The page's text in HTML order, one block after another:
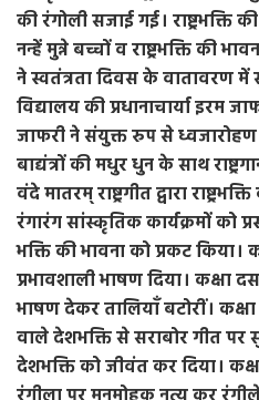
की रंगोली सजाई गई। राष्ट्रभक्ति
नन्हें मुन्ने बच्चों व राष्ट्रभक्ति की
ने स्वतंत्रता दिवस के वातावरण में
विद्यालय की प्रधानाचार्या इरम
जाफरी ने संयुक्त रुप से ध्वजारोहण
बाद्यंत्रों की मधुर धुन के साथ
वंदे मातरम् राष्ट्रगीत द्वारा
रंगारंग सांस्कृतिक कार्यक्रमों को
भक्ति की भावना को प्रकट
प्रभावशाली भाषण दिया। कक्षा
भाषण देकर तालियाँ बटोरीं।
वाले देशभक्ति से सराबोर गीत पर
देशभक्ति को जीवंत कर दिया।